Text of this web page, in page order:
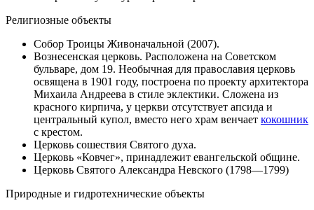
Религиозные объекты
Собор Троицы Живоначальной (2007).
Вознесенская церковь. Расположена на Советском
бульваре, дом 19. Необычная для православия церковь
освящена в 1901 году, построена по проекту архитектора
Михаила Андреева в стиле эклектики. Сложена из
красного кирпича, у церкви отсутствует апсида и
центральный купол, вместо него храм венчает кокошник
с крестом.
Церковь сошествия Святого духа.
Церковь «Ковчег», принадлежит евангельской общине.
Церковь Святого Александра Невского (1798—1799)
Природные и гидротехнические объекты